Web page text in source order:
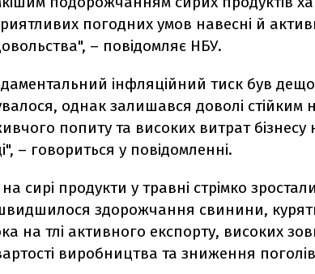
погодних умов навесні й
– повідомляє НБУ.
інфляційний тиск був
однак залишався доволі стійким
попиту та високих витрат
– говориться у повідомленні.
сирі продукти у травні стрімко
здорожчання свинини,
на тлі активного експорту, високих
виробництва та зниження